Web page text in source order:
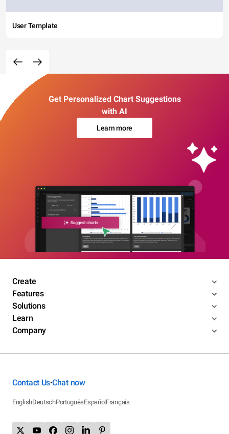
User Template
Get Personalized Chart Suggestions
with AI
Learn more
Create
Features
Solutions
Learn
Company
Contact Us•Chat now
EnglishDeutschPortuguêsEspañolFrançais